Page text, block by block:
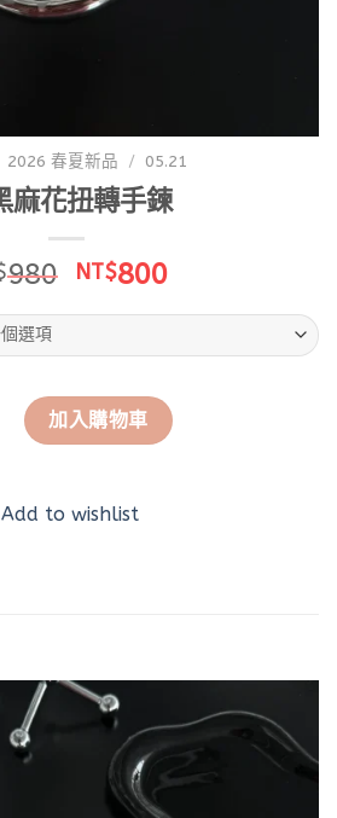
2026 春夏新品 / 05.21
麻花扭轉手鍊
980 原
格：
NT$980。
NT$800目
格：
花扭轉手鍊 數量
加入購物車
Add to wishlist